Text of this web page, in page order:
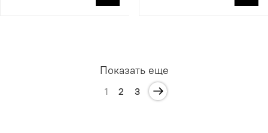
Показать еще
1 2 3